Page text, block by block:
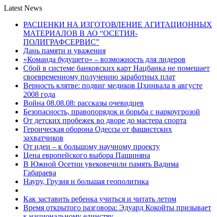
Latest News
РАСЦЕНКИ НА ИЗГОТОВЛЕНИЕ АГИТАЦИОННЫХ
МАТЕРИАЛОВ В АО “ОСЕТИЯ-
ПОЛИГРАФСЕРВИС”
Дань памяти и уважения
«Команда будущего» – возможность для лидеров
Сбой в системе банковских карт Нацбанка не помешает
своевременному получению заработных плат
Верность клятве: подвиг медиков Цхинвала в августе
2008 года
Война 08.08.08: рассказы очевидцев
Безопасность, правопорядок и борьба с наркоугрозой
От детских пробежек во дворе до мастера спорта
Героическая оборона Одессы от фашистских
захватчиков
От идеи – к большому научному проекту
Цена европейского выбора Пашиняна
В Южной Осетии увековечили память Вадима
Габараева
Науру, Грузия и большая геополитика
Как заставить ребенка учиться и читать летом
Время открытого разговора: Эдуард Кокойты призывает